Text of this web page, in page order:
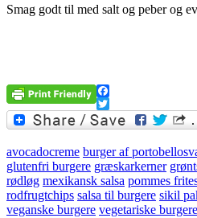
Smag godt til med salt og peber og
Facebook
Twitter
avocadocreme burger af
glutenfri burgere græskarkerner
rødløg mexikansk salsa pommes
rodfrugtchips salsa til burgere sikil
veganske burgere vegetariske burgere